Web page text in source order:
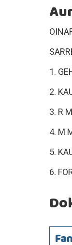
1.
2.
3. R
4. M
5.
6.